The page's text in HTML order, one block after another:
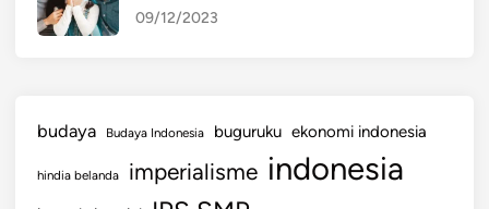
09/12/2023
budaya Budaya Indonesia buguruku ekonomi indonesia
hindia belanda imperialisme indonesia